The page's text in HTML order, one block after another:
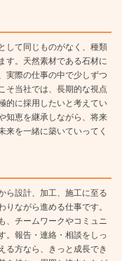
して同じものがなく、種類
す。天然素材である石材に
実際の仕事の中で少しずつ
そ当社では、長期的な視点
的に採用したいと考えてい
知恵を継承しながら、将来
来を一緒に築いていってく
ら設計、加工、施工に至る
りながら進める仕事です。
、チームワークやコミュニ
。報告・連絡・相談をしっ
る方なら、きっと成長でき